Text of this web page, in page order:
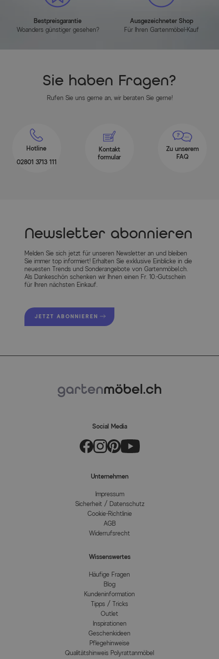
Bestpreisgarantie
Woanders günstiger gesehen?
Ausgezeichneter Shop
Für Ihren Gartenmöbel-Kauf
Sie haben Fragen?
Rufen Sie uns gerne an, wir beraten Sie gerne!
Hotline
02801 3713 111
Kontakt
formular
Zu unserem
FAQ
Newsletter abonnieren
Melden Sie sich jetzt für unseren Newsletter an und bleiben
Sie immer top informiert! Erhalten Sie exklusive Einblicke in die
neuesten Trends und Sonderangebote von Gartenmöbel.ch.
Als Dankeschön schenken wir Ihnen einen Fr. 10.-Gutschein
für Ihren nächsten Einkauf.
JETZT ABONNIEREN
Social Media
Unternehmen
Impressum
Sicherheit / Datenschutz
Cookie-Richtlinie
AGB
Widerrufsrecht
Wissenswertes
Häufige Fragen
Blog
Kundeninformation
Tipps / Tricks
Outlet
Inspirationen
Geschenkideen
Pflegehinweise
Qualitätshinweis Polyrattanmöbel